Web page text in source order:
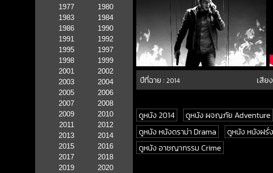
1977
1980
1983
1984
1986
1990
1991
1992
1995
1997
1998
1999
2001
2002
2003
2004
2005
2006
2007
2008
2009
2010
2011
2012
2013
2014
2015
2016
2017
2018
2019
2020
ปีที่ฉาย :2014 เสีย
ดูหนัง 2014 ดูหนัง ผจญภัย Adventure
ดูหนัง หนังดราม่า Drama
ดูหนัง หนังฝรั่ง
ดูหนัง อาชญากรรม Crime